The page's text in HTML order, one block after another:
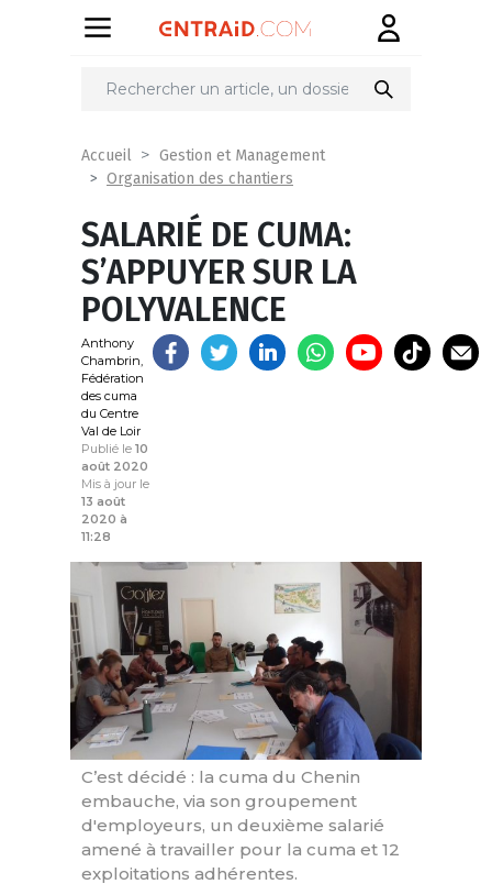
Partager
Accueil
Gestion et Management
Organisation des chantiers
SALARIÉ DE CUMA:
S’APPUYER SUR LA
POLYVALENCE
Anthony
Chambrin,
Fédération
des cuma
du Centre
Val de Loir
Publié le 10
août 2020
Mis à jour le
13 août
2020 à
11:28
C’est décidé : la cuma du Chenin
embauche, via son groupement
d'employeurs, un deuxième salarié
amené à travailler pour la cuma et 12
exploitations adhérentes.